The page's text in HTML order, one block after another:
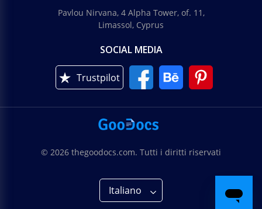
Pavlou Nirvana, 4 Alpha Tower, of. 11,
Limassol, Cyprus
SOCIAL MEDIA
Trustpilot
© 2026 thegoodocs.com. Tutti i diritti riservati
Italiano